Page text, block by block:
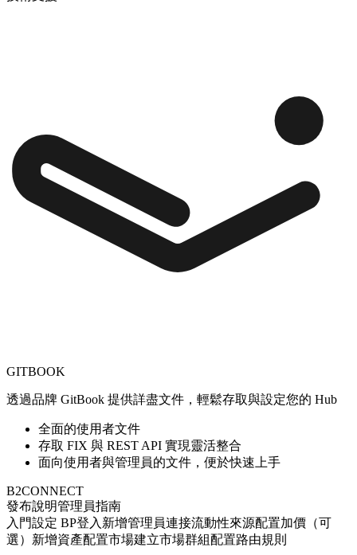
GITBOOK
透過品牌 GitBook 提供詳盡文件，輕鬆存取與設定您的 Hub
全面的使用者文件
存取 FIX 與 REST API 實現靈活整合
面向使用者與管理員的文件，便於快速上手
B2CONNECT
發布說明管理員指南
入門設定 BP登入 新增管理員連接流動性來源配置加價（可
選） 新增資產配置市場建立市場群組配置路由規則